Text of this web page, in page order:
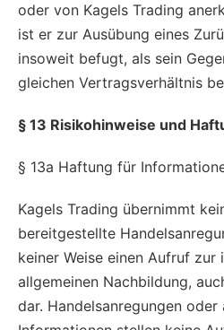
oder von Kagels Trading
ist er zur Ausübung eines
insoweit befugt, als sein
gleichen Vertragsverhältnis
§ 13 Risikohinweise und
§ 13a Haftung für
Kagels Trading übernimmt
bereitgestellte
keiner Weise einen Aufruf zur
allgemeinen Nachbildung,
dar. Handelsanregungen